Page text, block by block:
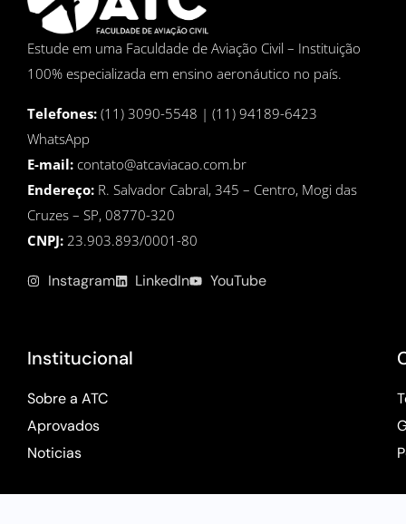
Estude em uma Faculdade de Aviação Civil – Instituição
100% especializada em ensino aeronáutico no país.
Telefones: (11) 3090-5548 | (11) 94189-6423
WhatsApp
E-mail: contato@atcaviacao.com.br
Endereço: R. Salvador Cabral, 345 – Centro, Mogi das
Cruzes – SP, 08770-320
CNPJ: 23.903.893/0001-80
Instagram LinkedIn YouTube
Institucional
Sobre a ATC
Aprovados
Noticias